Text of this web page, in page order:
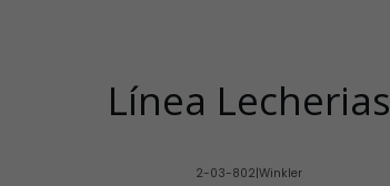
Línea Lecherias
2-03-802|Winkler